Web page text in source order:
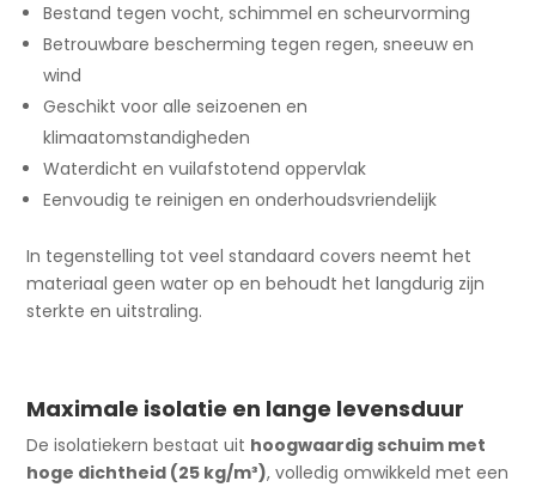
Bestand tegen vocht, schimmel en scheurvorming
Betrouwbare bescherming tegen regen, sneeuw en
wind
Geschikt voor alle seizoenen en
klimaatomstandigheden
Waterdicht en vuilafstotend oppervlak
Eenvoudig te reinigen en onderhoudsvriendelijk
In tegenstelling tot veel standaard covers neemt het
materiaal geen water op en behoudt het langdurig zijn
sterkte en uitstraling.
Maximale isolatie en lange levensduur
De isolatiekern bestaat uit hoogwaardig schuim met
hoge dichtheid (25 kg/m³), volledig omwikkeld met een